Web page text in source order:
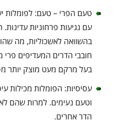
טעם הפרי – טעם: לפומלות
עם נגיעות פרחוניות
בהשוואה לאשכוליות, מה
חובבי הדרים המעדיפים פרי
בעל מרקם מעט מוצק יותר
עסיסיות: הפומלות מכילות
וטעם נעימים. למרות שהם
הדר אחרים.